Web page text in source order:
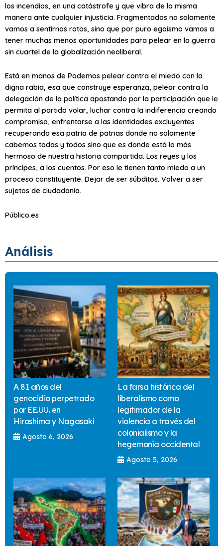
los incendios, en una catástrofe y que vibra de la misma
manera ante cualquier injusticia. Fragmentados no solamente
vamos a sentirnos rotos, sino que por puro egoísmo vamos a
tener muchas menos oportunidades para pelear en la guerra
sin cuartel de la globalización neoliberal.
Está en manos de Podemos pelear contra el miedo con la
digna rabia, esa que construye esperanza, pelear contra la
delegación de la política apostando por la participación que le
permita al partido volar, luchar contra la indiferencia creando
compromiso, enfrentarse a las identidades excluyentes
recuperando esa patria de patrias donde no solamente
cabemos todas y todos sino que es donde está lo más
hermoso de nuestra historia compartida. Los reyes y los
príncipes, a los cuentos. Por eso le tienen tanto miedo a un
proceso constituyente. Dejar de ser súbditos. Volver a ser
sujetos de ciudadanía.
Público.es
Análisis
A 81 años del
genocidio perpetrado
por EE.UU. en
Hiroshima y Nagasaki
Agosto 6, 2026
La farsa histórica del
liberalismo como
legitimador de la
violencia a través del
colonialismo y la
hegemonía occidental
Agosto 5, 2026